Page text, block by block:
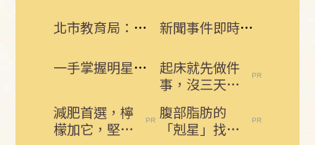
北市教育局：學校廚餘給弱勢吃！他傻眼了 新聞事件即時更新 所有消息一手掌握！
一手掌握明星動態 即刻下載娛樂星聞APP
起床就先做件
事，沒三天小
腹就不見了!
肚子一天天變
小！
減肥首選，檸
檬加它，堅持
腹部脂肪的
「剋星」找到